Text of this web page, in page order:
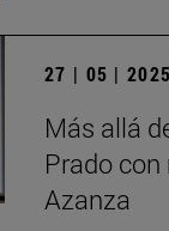
27 | 05 | 2025
Más allá
Prado
Azanza